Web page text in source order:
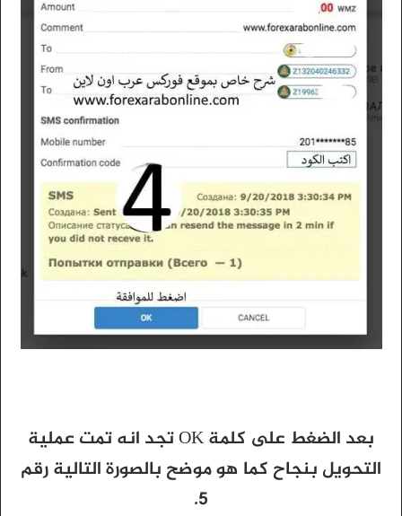
بعد الضغط على كلمة OK تجد انه تمت عملية
التحويل بنجاح كما هو موضح بالصورة التالية رقم
5.